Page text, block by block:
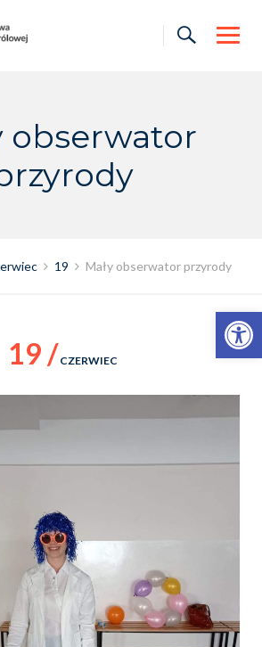
Otwórz pasek narzędzi
obserwator
19 Mały obserwator przyrody
19 / CZERWIEC